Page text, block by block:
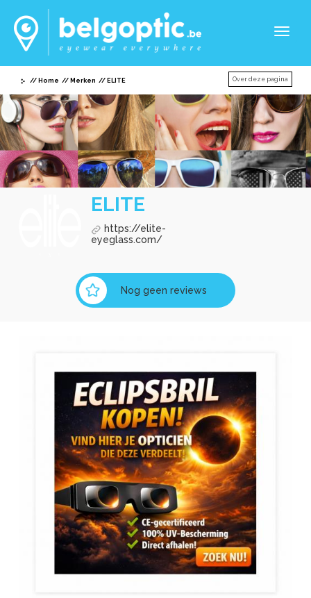
Home Merken ELITE Over deze pagina
ELITE
https://elite-
eyeglass.com/
Nog geen reviews